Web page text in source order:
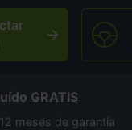
GRATIS
12 meses de garantía